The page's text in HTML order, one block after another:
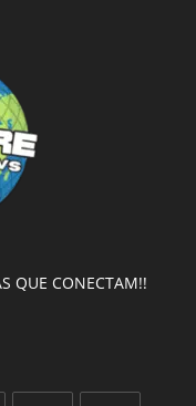
QUE CONECTAM!!